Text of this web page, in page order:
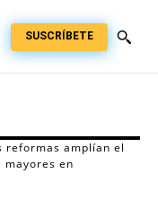
SUSCRÍBETE
reformas amplían el
mayores en